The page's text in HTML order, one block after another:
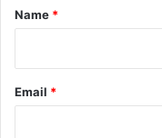
*
Name *
Email *